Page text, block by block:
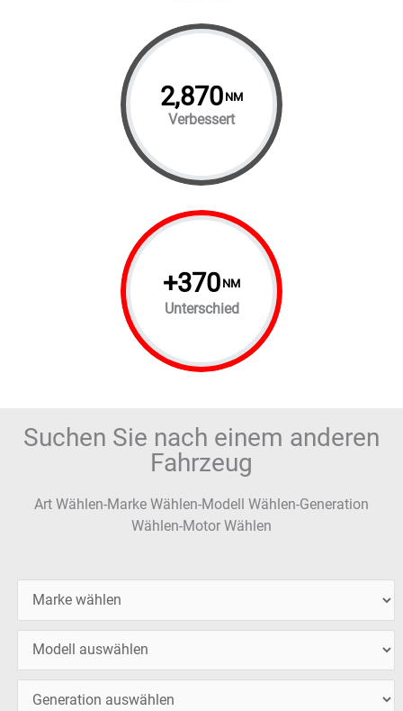
2,870 NM
Verbessert
+370 NM
Unterschied
Suchen Sie nach einem anderen
Fahrzeug
Art Wählen-Marke Wählen-Modell Wählen-Generation
Wählen-Motor Wählen